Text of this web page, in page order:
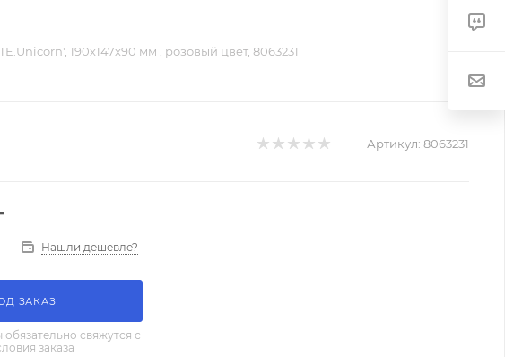
190х147х90 мм , розовый цвет, 8063231
Артикул: 8063231
Нашли дешевле?
ЗАКАЗ
свяжутся с
заказа